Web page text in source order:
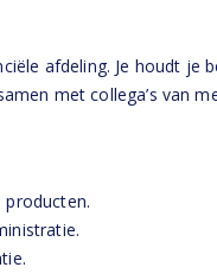
afdeling. Je houdt je
met collega’s van